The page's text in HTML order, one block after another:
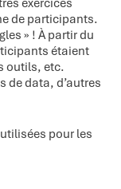
exercices
de participants.
» ! À partir du
étaient
outils, etc.
de data, d’autres
pour les